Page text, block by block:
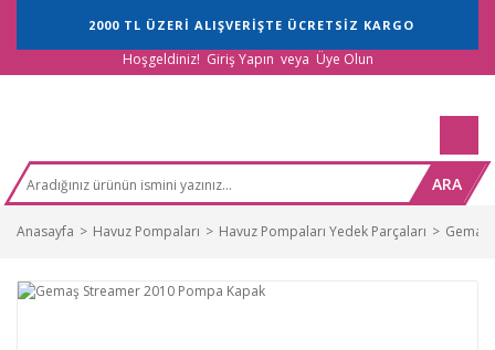
2000 TL ÜZERİ ALIŞVERİŞTE ÜCRETSİZ KARGO
Hoşgeldiniz! Giriş Yapın veya Üye Olun
ARA
Anasayfa Havuz Pompaları Havuz Pompaları Yedek Parçaları Gemaş